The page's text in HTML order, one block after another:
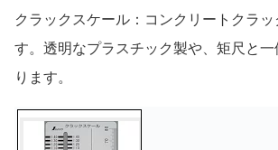
クラックスケール：コンクリートクラッ
す。透明なプラスチック製や、矩尺と
ります。